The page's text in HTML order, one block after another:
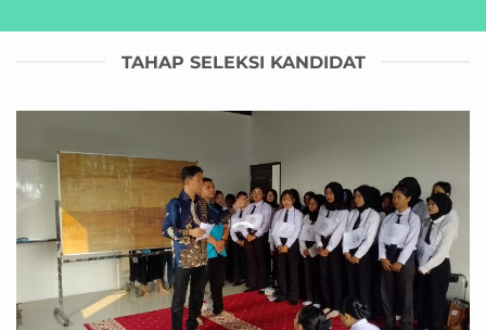
TAHAP SELEKSI KANDIDAT